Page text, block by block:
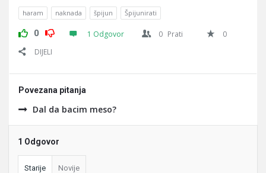
haram naknada špijun Špijunirati
0 1 Odgovor 0 Prati
0
DIJELI
Povezana pitanja
Dal da bacim meso?
1 Odgovor
Starije Novije